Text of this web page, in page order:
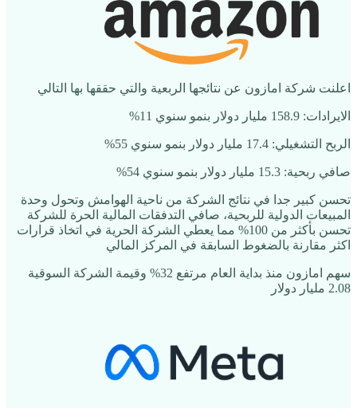
اعلنت شركة امازون عن نتائجها الربعية والتي حققها بها التالي
الايرادات: 158.9 مليار دولار بنمو سنوي 11%
الربح التشغيلي: 17.4 مليار دولار بنمو سنوي 55%
صافي ربحية: 15.3 مليار دولار بنمو سنوي 54%
تحسن كبير جدا في نتائج الشركة من ناحية الهوامش وتحول وحدة
المبيعات الدولية للربحية، صافي التدفقات المالية الحرة للشركة
تحسن بأكثر من 100% مما يعطي الشركة الحرية في اتخاذ قرارات
اكثر مقارنة بالضغوط السابقة في المركز المالي
سهم امازون منذ بداية العام مرتفع 32% وقيمة الشركة السوقية
2.08 مليار دولار